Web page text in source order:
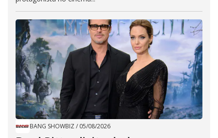
BANG SHOWBIZ / 05/08/2026